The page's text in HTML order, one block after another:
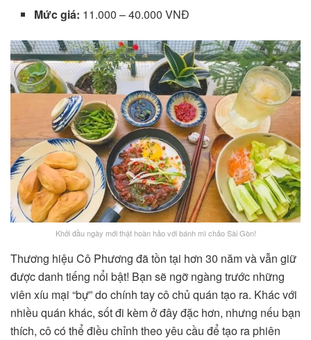
Mức giá: 11.000 – 40.000 VNĐ
Khởi đầu ngày mới thật hoàn hảo với bánh mì chảo Sài Gòn!
Thương hiệu Cô Phương đã tồn tại hơn 30 năm và vẫn giữ
được danh tiếng nổi bật! Bạn sẽ ngỡ ngàng trước những
viên xíu mại “bự” do chính tay cô chủ quán tạo ra. Khác với
nhiều quán khác, sốt đi kèm ở đây đặc hơn, nhưng nếu bạn
thích, cô có thể điều chỉnh theo yêu cầu để tạo ra phiên